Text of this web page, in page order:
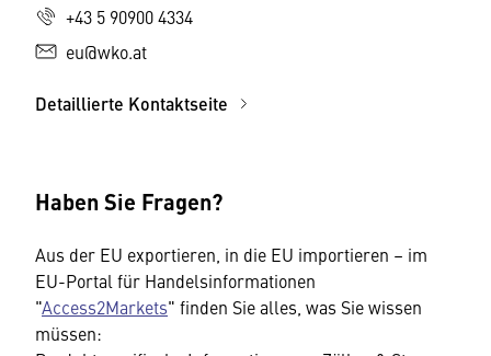
+43 5 90900 4334
eu@wko.at
Detaillierte Kontaktseite
Haben Sie Fragen?
Aus der EU exportieren, in die EU importieren – im
EU-Portal für Handelsinformationen
"Access2Markets" finden Sie alles, was Sie wissen
müssen: